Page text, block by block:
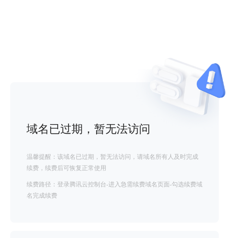
域名已过期，暂无法访问
温馨提醒：该域名已过期，暂无法访问，请域名所有人及时完成
续费，续费后可恢复正常使用
续费路径：登录腾讯云控制台-进入急需续费域名页面-勾选续费域
名完成续费